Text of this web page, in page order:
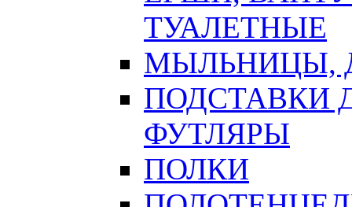
ТУАЛЕТНЫЕ
МЫЛЬНИЦЫ,
ПОДСТАВКИ
ФУТЛЯРЫ
ПОЛКИ